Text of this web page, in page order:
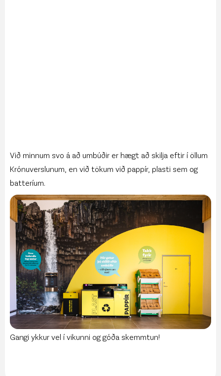
Við minnum svo á að umbúðir er hægt að skilja eftir í öllum
Krónuverslunum, en við tökum við pappír, plasti sem og
batteríum.
Gangi ykkur vel í vikunni og góða skemmtun!